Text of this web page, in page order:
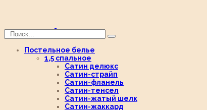
Постельное белье
1,5 спальное
Сатин делюкс
Сатин-страйп
Сатин-фланель
Сатин-тенсел
Сатин-жатый шелк
Сатин-жаккард